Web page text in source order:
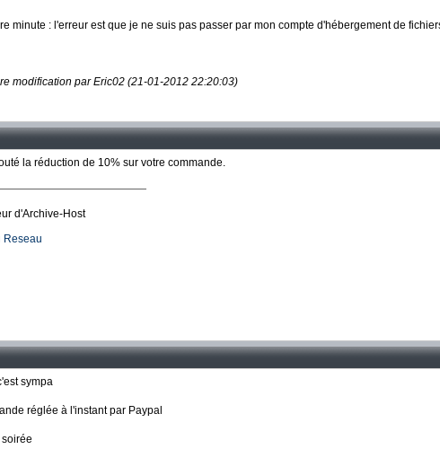
minute : l'erreur est que je ne suis pas passer par mon compte d'hébergement de
modification par Eric02 (21-01-2012 22:20:03)
la réduction de 10% sur votre commande.
d'Archive-Host
Reseau
sympa
réglée à l'instant par Paypal
soirée